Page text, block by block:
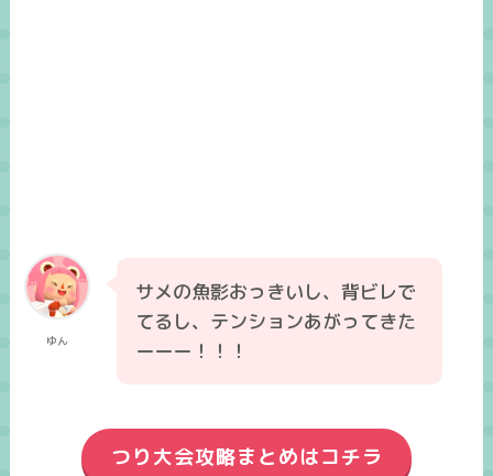
ゆん
サメの魚影おっきいし、背ビレで
てるし、テンションあがってきた
ーーー！！！
つり大会攻略まとめはコチラ